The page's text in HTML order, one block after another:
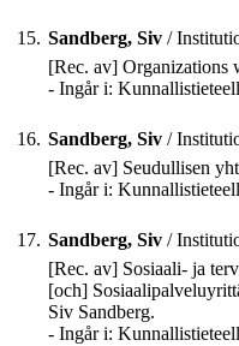
15. Sandberg, Siv /
[Rec. av] Organizations
- Ingår i:
16. Sandberg, Siv /
[Rec. av] Seudullisen
- Ingår i:
17. Sandberg, Siv /
[Rec. av] Sosiaali- ja
[och]
Siv Sandberg.
- Ingår i: